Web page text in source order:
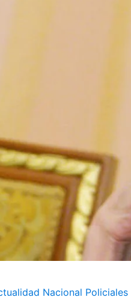
Nacional Policiales